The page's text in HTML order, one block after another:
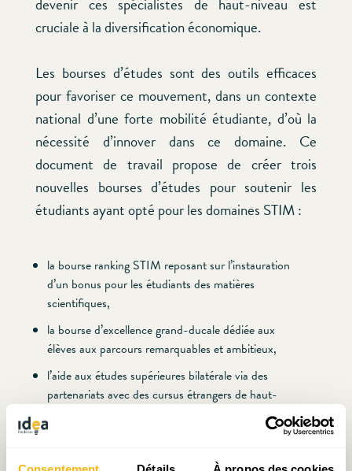
cruciale à la diversification économique.
Les bourses d’études sont des outils efficaces
pour favoriser ce mouvement, dans un contexte
national d’une forte mobilité étudiante, d’où la
nécessité d’innover dans ce domaine. Ce
document de travail propose de créer trois
nouvelles bourses d’études pour soutenir les
étudiants ayant opté pour les domaines STIM :
la bourse ranking STIM reposant sur l’instauration
d’un bonus pour les étudiants des matières
scientifiques,
la bourse d’excellence grand-ducale dédiée aux
élèves aux parcours remarquables et ambitieux,
l’aide aux études supérieures bilatérale via des
partenariats avec des cursus étrangers de haut-
niveau en lien avec les spécialisations économiques
visées.